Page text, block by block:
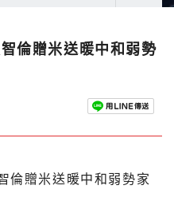
倫贈米送暖中和弱勢